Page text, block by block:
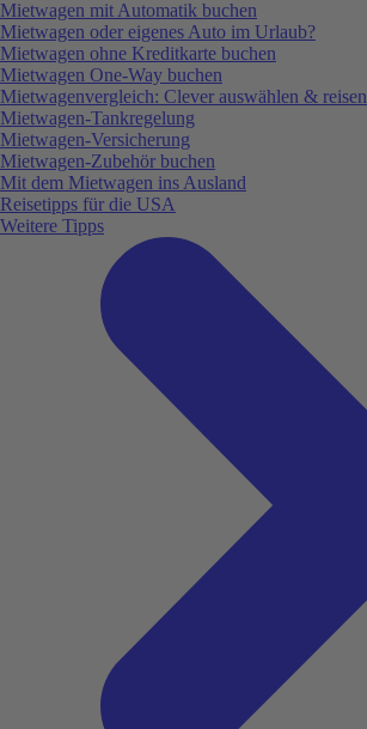
Mietwagen mit Automatik buchen
Mietwagen oder eigenes Auto im Urlaub?
Mietwagen ohne Kreditkarte buchen
Mietwagen One-Way buchen
Mietwagenvergleich: Clever auswählen & reisen
Mietwagen-Tankregelung
Mietwagen-Versicherung
Mietwagen-Zubehör buchen
Mit dem Mietwagen ins Ausland
Reisetipps für die USA
Weitere Tipps